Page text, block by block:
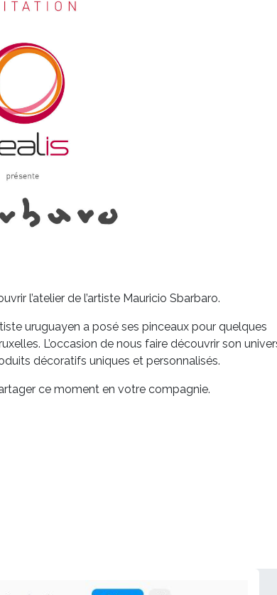
l’atelier de l’artiste Mauricio Sbarbaro.
uruguayen a posé ses pinceaux pour quelques
L’occasion de nous faire découvrir son
décoratifs uniques et personnalisés.
ce moment en votre compagnie.